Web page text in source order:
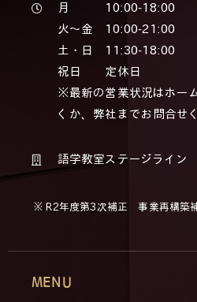
月 10:00-18:00
火～金 10:00-21:00
土・日 11:30-18:00
祝日 定休日
※最新の営業状況はホー
くか、弊社までお問合せ
語学教室ステージライン
※ R2年度第3次補正 事業再構築
MENU